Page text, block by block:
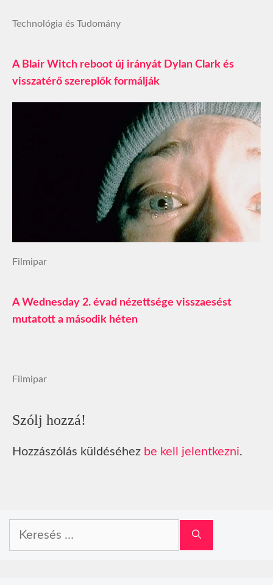
Technológia és Tudomány
A Blair Witch reboot új irányát Dylan Clark és
visszatérő szereplők formálják
Filmipar
A Wednesday 2. évad nézettsége visszaesést
mutatott a második héten
Filmipar
Szólj hozzá!
Hozzászólás küldéséhez be kell jelentkezni.